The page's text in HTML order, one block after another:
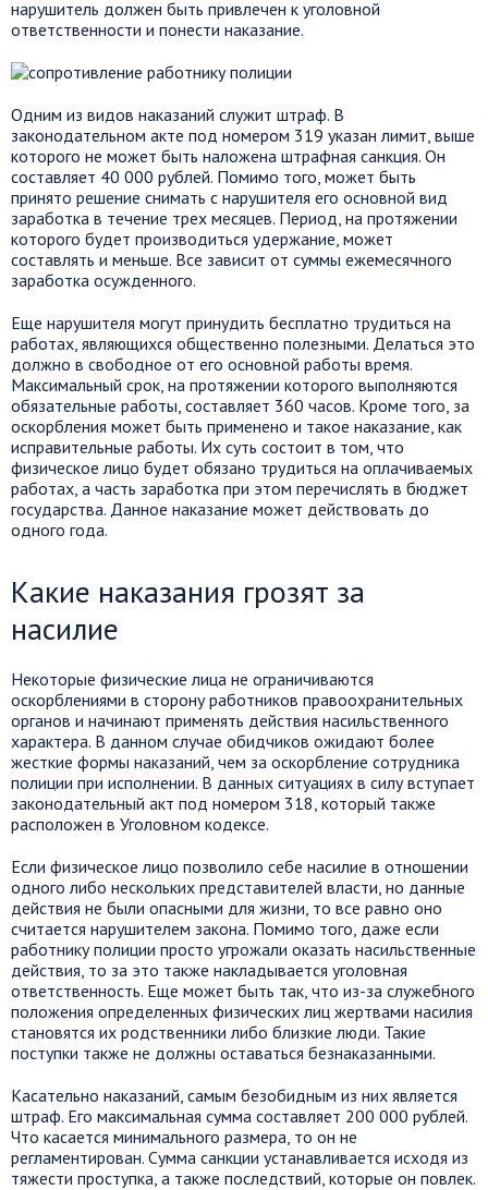
нарушитель должен быть привлечен к уголовной
ответственности и понести наказание.
Одним из видов наказаний служит штраф. В
законодательном акте под номером 319 указан лимит, выше
которого не может быть наложена штрафная санкция. Он
составляет 40 000 рублей. Помимо того, может быть
принято решение снимать с нарушителя его основной вид
заработка в течение трех месяцев. Период, на протяжении
которого будет производиться удержание, может
составлять и меньше. Все зависит от суммы ежемесячного
заработка осужденного.
Еще нарушителя могут принудить бесплатно трудиться на
работах, являющихся общественно полезными. Делаться это
должно в свободное от его основной работы время.
Максимальный срок, на протяжении которого выполняются
обязательные работы, составляет 360 часов. Кроме того, за
оскорбления может быть применено и такое наказание, как
исправительные работы. Их суть состоит в том, что
физическое лицо будет обязано трудиться на оплачиваемых
работах, а часть заработка при этом перечислять в бюджет
государства. Данное наказание может действовать до
одного года.
Какие наказания грозят за
насилие
Некоторые физические лица не ограничиваются
оскорблениями в сторону работников правоохранительных
органов и начинают применять действия насильственного
характера. В данном случае обидчиков ожидают более
жесткие формы наказаний, чем за оскорбление сотрудника
полиции при исполнении. В данных ситуациях в силу вступает
законодательный акт под номером 318, который также
расположен в Уголовном кодексе.
Если физическое лицо позволило себе насилие в отношении
одного либо нескольких представителей власти, но данные
действия не были опасными для жизни, то все равно оно
считается нарушителем закона. Помимо того, даже если
работнику полиции просто угрожали оказать насильственные
действия, то за это также накладывается уголовная
ответственность. Еще может быть так, что из-за служебного
положения определенных физических лиц жертвами насилия
становятся их родственники либо близкие люди. Такие
поступки также не должны оставаться безнаказанными.
Касательно наказаний, самым безобидным из них является
штраф. Его максимальная сумма составляет 200 000 рублей.
Что касается минимального размера, то он не
регламентирован. Сумма санкции устанавливается исходя из
тяжести проступка, а также последствий, которые он повлек.